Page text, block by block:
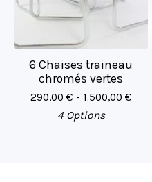
6 Chaises traineau
chromés vertes
290,00 € - 1.500,00 €
4 Options